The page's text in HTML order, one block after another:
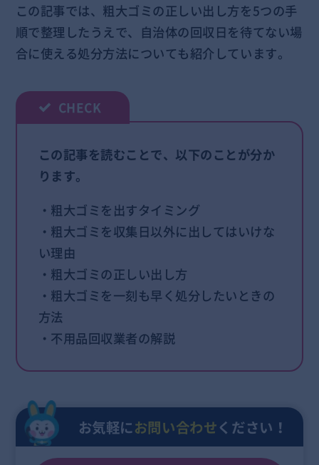
この記事では、粗大ゴミの正しい出し方を5つの手
順で整理したうえで、自治体の回収日を待てない場
合に使える処分方法についても紹介しています。
この記事を読むことで、以下のことが分か
ります。
・粗大ゴミを出すタイミング
・粗大ゴミを収集日以外に出してはいけな
い理由
・粗大ゴミの正しい出し方
・粗大ゴミを一刻も早く処分したいときの
方法
・不用品回収業者の解説
お気軽にお問い合わせください！